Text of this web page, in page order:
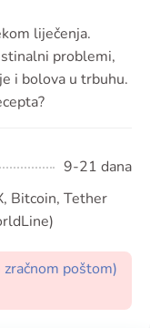
liječenja.
problemi,
i bolova u trbuhu.
9-21 dana
Bitcoin, Tether
poštom)